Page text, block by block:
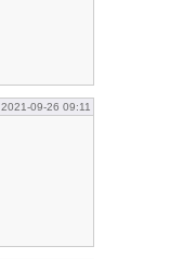
2021-09-26 09:11